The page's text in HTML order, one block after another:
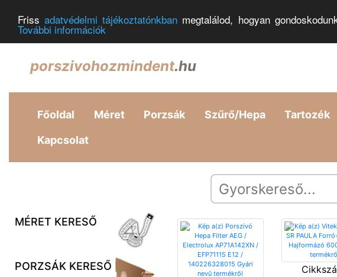
Frissadatvédelmi tájékoztatónkban megtalálod, hogyan
További információk
porszivohozmindent.hu
Főoldal Méret Porzsák Szűrő/Hepa Tartozék
Kapcsolat
MÉRET KERESŐ
PORZSÁK KERESŐ